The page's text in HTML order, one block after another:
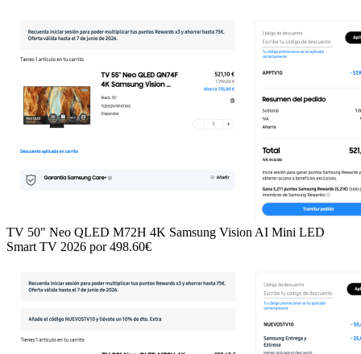
TV 50" Neo QLED M72H 4K Samsung Vision AI Mini LED
Smart TV 2026 por 498.60€